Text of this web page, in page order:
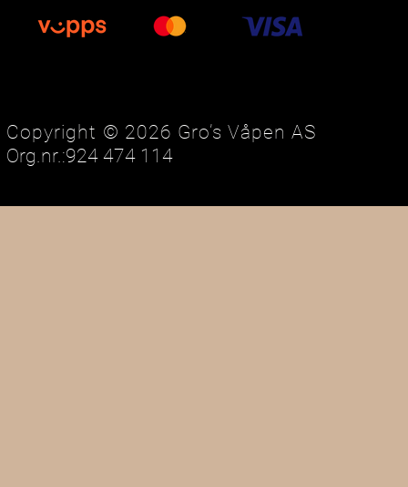
Copyright © 2026 Gro’s Våpen AS
Org.nr.:924 474 114